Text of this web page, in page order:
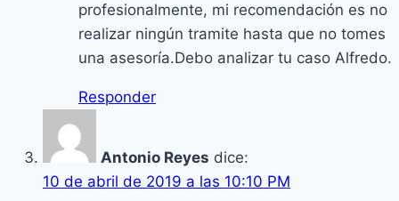
profesionalmente, mi recomendación es no
realizar ningún tramite hasta que no tomes
una asesoría.Debo analizar tu caso Alfredo.
Responder
Antonio Reyes dice:
10 de abril de 2019 a las 10:10 PM